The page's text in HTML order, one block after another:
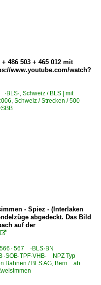
Emmental
Steuerwagen
Bauarten
BDt
Dt
486 503 + 465 012 mit
www.youtube.com/watch?
, Schweiz / BLS | mit
, Schweiz / Strecken / 500
- Spiez - (Interlaken
abgedeckt. Das Bild
auf der

· 567 ·BLS·BN
·SOB·TPF·VHB· NPZ Typ
Bahnen / BLS AG, Bern ab